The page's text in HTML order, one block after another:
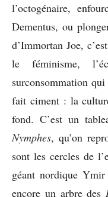
l’octogénaire,
Dementus, ou
d’Immortan Joe,
le féminisme,
surconsommation
fait ciment : la
fond. C’est un
Nymphes, qu’on
sont les cercles de
géant nordique
encore un arbre des